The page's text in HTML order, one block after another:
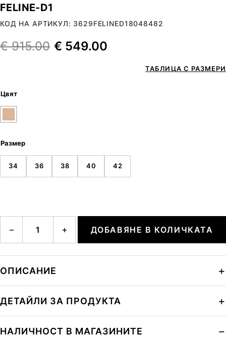
FELINE-D1
КОД НА АРТИКУЛ: 3629FELINED18048482
€915.00 € 549.00
ТАБЛИЦА С РАЗМЕРИ
Цвят
Размер
34 36 38 40 42
− + ДОБАВЯНЕ В КОЛИЧКАТА
ОПИСАНИЕ
ДЕТАЙЛИ ЗА ПРОДУКТА
НАЛИЧНОСТ В МАГАЗИНИТЕ